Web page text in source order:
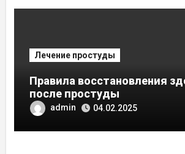
Лечение простуды
Правила восстановления
после простуды
admin 04.02.2025